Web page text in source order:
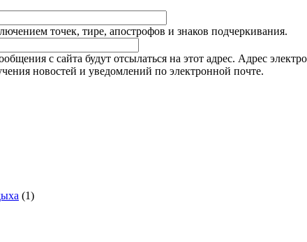
точек, тире, апострофов и знаков подчеркивания.
с сайта будут отсылаться на этот адрес. Адрес
новостей и уведомлений по электронной почте.
(1)